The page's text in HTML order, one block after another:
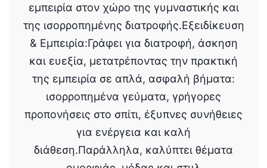
εμπειρία στον χώρο της γυμναστικής και
της ισορροπημένης διατροφής.Εξειδίκευση
& Εμπειρία:Γράφει για διατροφή, άσκηση
και ευεξία, μετατρέποντας την πρακτική
της εμπειρία σε απλά, ασφαλή βήματα:
ισορροπημένα γεύματα, γρήγορες
προπονήσεις στο σπίτι, έξυπνες συνήθειες
για ενέργεια και καλή
διάθεση.Παράλληλα, καλύπτει θέματα